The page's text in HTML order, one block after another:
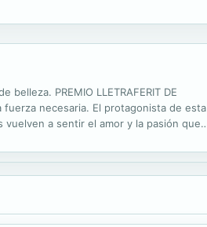
PREMIO LLETRAFERIT DE
fuerza necesaria. El protagonista de esta
a sentir el amor y la pasión que